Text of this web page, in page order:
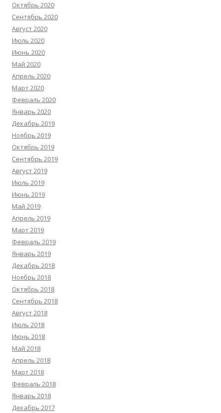
Октябрь 2020
Сентябрь 2020
Август 2020
Июль 2020
Июнь 2020
Май 2020
Апрель 2020
Март 2020
Февраль 2020
Январь 2020
Декабрь 2019
Ноябрь 2019
Октябрь 2019
Сентябрь 2019
Август 2019
Июль 2019
Июнь 2019
Май 2019
Апрель 2019
Март 2019
Февраль 2019
Январь 2019
Декабрь 2018
Ноябрь 2018
Октябрь 2018
Сентябрь 2018
Август 2018
Июль 2018
Июнь 2018
Май 2018
Апрель 2018
Март 2018
Февраль 2018
Январь 2018
Декабрь 2017